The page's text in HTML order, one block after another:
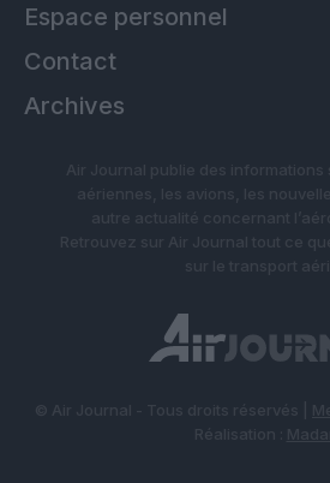
Espace personnel
Contact
Archives